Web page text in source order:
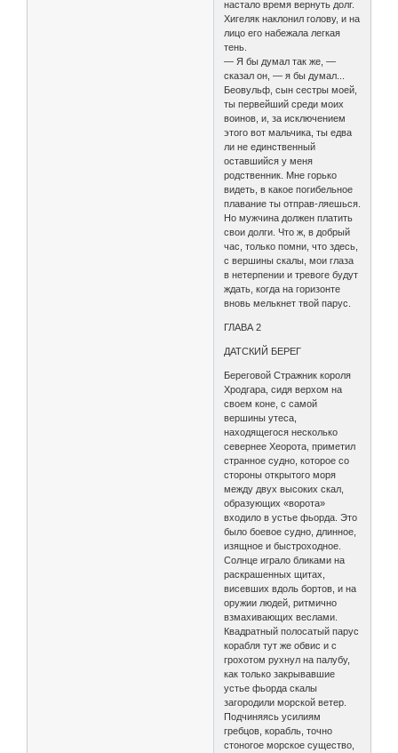
настало время вернуть долг.
Хигеляк наклонил голову, и на
лицо его набежала легкая
тень.
— Я бы думал так же, —
сказал он, — я бы думал...
Беовульф, сын сестры моей,
ты первейший среди моих
воинов, и, за исключением
этого вот мальчика, ты едва
ли не единственный
оставшийся у меня
родственник. Мне горько
видеть, в какое погибельное
плавание ты отправ-ляешься.
Но мужчина должен платить
свои долги. Что ж, в добрый
час, только помни, что здесь,
с вершины скалы, мои глаза
в нетерпении и тревоге будут
ждать, когда на горизонте
вновь мелькнет твой парус.
ГЛАВА 2
ДАТСКИЙ БЕРЕГ
Береговой Стражник короля
Хродгара, сидя верхом на
своем коне, с самой
вершины утеса,
находящегося несколько
севернее Хеорота, приметил
странное судно, которое со
стороны открытого моря
между двух высоких скал,
образующих «ворота»
входило в устье фьорда. Это
было боевое судно, длинное,
изящное и быстроходное.
Солнце играло бликами на
раскрашенных щитах,
висевших вдоль бортов, и на
оружии людей, ритмично
взмахивающих веслами.
Квадратный полосатый парус
корабля тут же обвис и с
грохотом рухнул на палубу,
как только закрывавшие
устье фьорда скалы
загородили морской ветер.
Подчиняясь усилиям
гребцов, корабль, точно
стоногое морское существо,